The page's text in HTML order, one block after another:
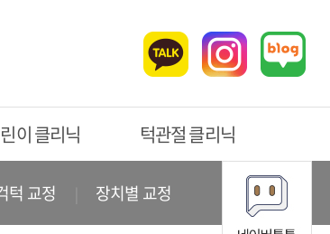
이 클리닉 턱관절 클리닉
턱 교정 장치별 교정